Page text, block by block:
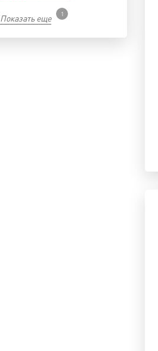
Показать еще 1